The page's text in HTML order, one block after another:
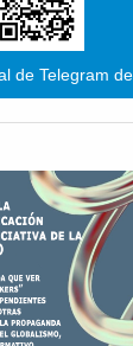
de Telegram